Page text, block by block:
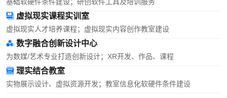
虚拟现实课程实训室
虚拟现实人才培养课程；虚拟现实内容创作教室建设
数字融合创新设计中心
为数媒/艺术专业打造创新设计；XR开发、作品、课程
理实结合教室
实物展示设计、虚拟资源开发；教室信息化软硬件条件建设